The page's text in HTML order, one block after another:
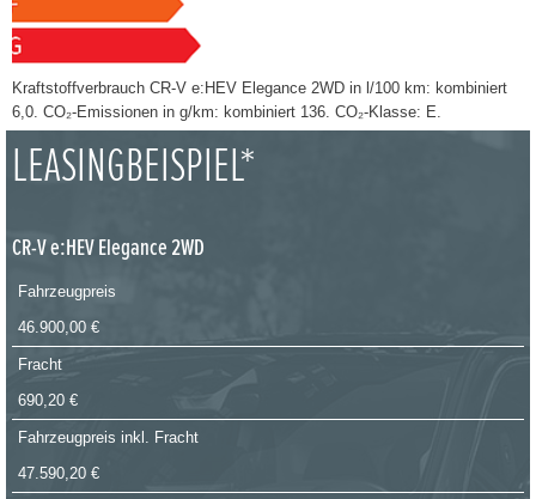
Kraftstoffverbrauch CR-V e:HEV Elegance 2WD in l/100 km: kombiniert
6,0. CO₂-Emissionen in g/km: kombiniert 136. CO₂-Klasse: E.
LEASINGBEISPIEL*
CR-V e:HEV Elegance 2WD
Fahrzeugpreis
46.900,00 €
Fracht
690,20 €
Fahrzeugpreis inkl. Fracht
47.590,20 €